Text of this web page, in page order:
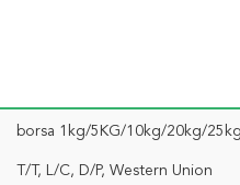
borsa 1kg/5KG/10kg/20kg/
T/T, L/C, D/P, Western Union